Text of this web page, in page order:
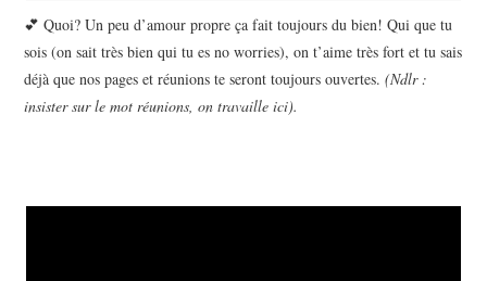
💕 Quoi? Un peu d’amour propre ça fait toujours du bien! Qui que tu
sois (on sait très bien qui tu es no worries), on t’aime très fort et tu sais
déjà que nos pages et réunions te seront toujours ouvertes.(Ndlr :
insister sur le mot réunions, on travaille ici).